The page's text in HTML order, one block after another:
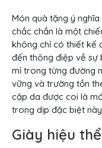
Món quà tặng ý
chắc chắn là một
không chỉ có thiết kế
đến thông điệp về sự
mỉ trong từng đường
vững và trường tồn
cặp da được coi là
trong dịp đặc biệt này.
Giày hiệu